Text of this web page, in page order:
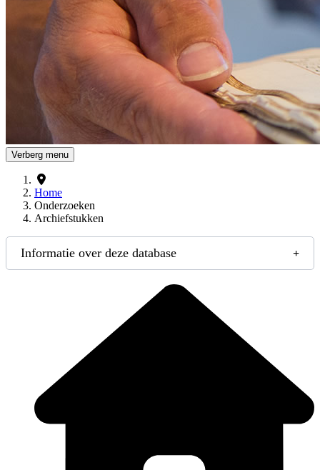
Verberg menu
Home
Onderzoeken
Archiefstukken
Informatie over deze database